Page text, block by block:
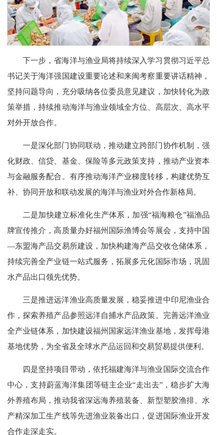
下一步，省海洋与渔业局将持续深入学习贯彻习近平总
书记关于海洋强国建设重要论述和来闽考察重要讲话精神，
坚持问题导向，充分吸纳各位委员意见建议，加快转化为政
策举措，持续推动海洋与渔业领域全方位、高层次、高水平
对外开放合作。
一是深化部门协同联动，推动建立跨部门协作机制，强
化财政、信贷、基金、保险等多元政策支持，推动产业资本
与金融服务配合。有序推动海洋产业梯度转移，构建优势互
补、协同开放和联动发展的海洋与渔业对外合作新格局。
二是加快建立标准化生产体系，加强“福海粮仓”福渔品
牌宣传推介，高质量办好福州国际渔博会等展会，支持中国
—东盟海产品交易所建设，加快构建海产品交收仓储体系，
持续完善全产业链一站式服务，拓展多元化国际市场，巩固
水产品出口领先优势。
三是推进远洋渔业高质量发展，稳妥推进中印尼渔业合
作，探索养殖产品参照远洋自捕水产品政策。完善远洋渔业
全产业链体系，加快建设福州国家远洋渔业基地，发挥母港
基地优势，为全省及全球水产品运回和交易贸易提供便利。
四是坚持项目带动，依托福建海洋与渔业国际交流合作
中心，支持蔚蓝海洋集团等链主企业“走出去”，稳步扩大海
外养殖布局，推动我省深远海养殖装备、新型塑胶渔排、水
产精深加工生产线等先进渔业装备出口，促进国际渔业开发
合作走深走实。